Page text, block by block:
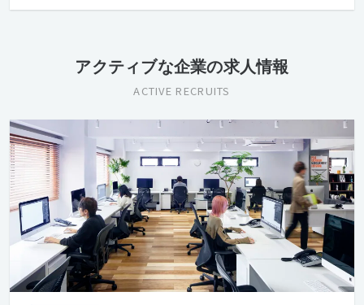
クライアントとの直接取引多数
経験浅めOK
アクティブな企業の求人情報
ACTIVE RECRUITS